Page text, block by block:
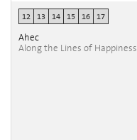
12 13 14 15 16 17
Ahec
Along the Lines of Happiness